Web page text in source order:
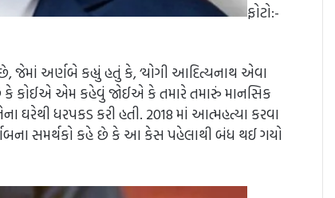
ફોટો:-
જેમાં અર્ણબે કહ્યું હતું કે, ‘યોગી આદિત્યનાથ એવા
કોઈએ એમ કહેવું જોઈએ કે તમારે તમારું માનસિક
ધરપકડ કરી હતી. 2018 માં આત્મહત્યા કરવા
સમર્થકો કહે છે કે આ કેસ પહેલાથી બંધ થઈ ગયો